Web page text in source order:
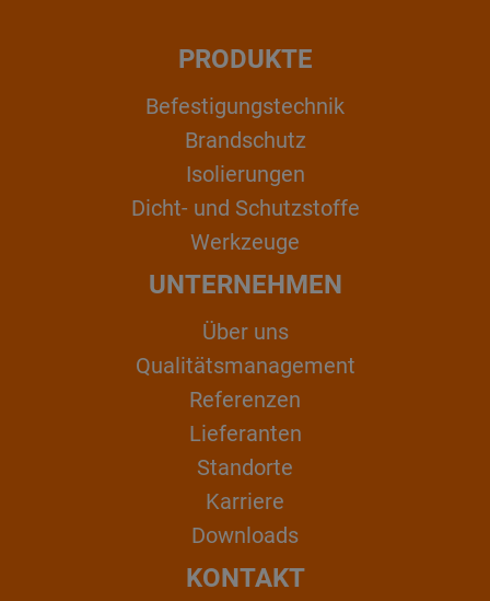
PRODUKTE
Befestigungstechnik
Brandschutz
Isolierungen
Dicht- und Schutzstoffe
Werkzeuge
UNTERNEHMEN
Über uns
Qualitätsmanagement
Referenzen
Lieferanten
Standorte
Karriere
Downloads
KONTAKT